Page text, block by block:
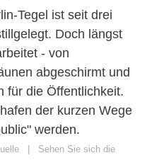
Tegel ist seit drei
Doch längst
- von
abgeschirmt und
für die Öffentlichkeit.
der kurzen Wege
werden.
| Sehen Sie sich die